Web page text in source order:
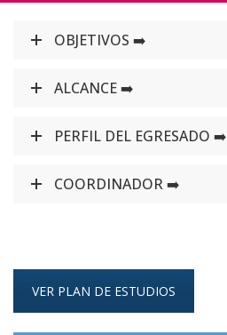
OBJETIVOS ➡️
ALCANCE ➡️
PERFIL DEL EGRESADO ➡️
COORDINADOR ➡️
VER PLAN DE ESTUDIOS